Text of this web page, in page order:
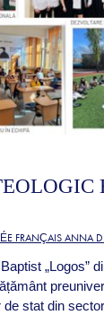
FRANÇAIS ANNA
„Logos”
de stat din